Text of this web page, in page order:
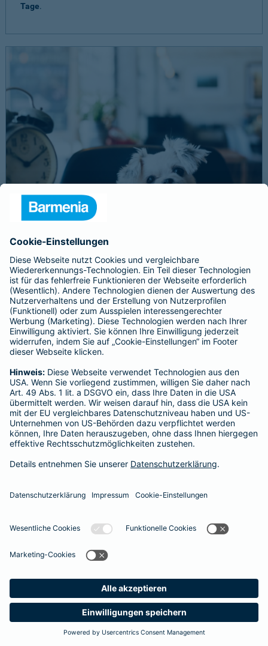
Suche Produkte
Barmenia
Tage.
Schnelle Notfallversorgung bei Ernstfällen
gewährleisten
Der Dackel Balu macht für Leckerlies alles. Beim Gassigehen
frisst er leider eine mit Rasierklingen gespickte Wurst. Die
Notfalls nimmt der Tierarzt den 4-fachen GOT-Satz und Balus
Besitzer muss eine vierstellige Rechnung begleichen. Der
Basis-Schutz der Barmenia erstattet dieNotfallversorgung
im tierärztlichen Notdienstkomplett - ohne eine Begrenzung
der Jahreshöchstleistung für Operationen.